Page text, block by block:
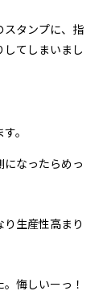
スタンプに、指
てしまいまし
。
になったらめっ
り生産性高まり
悔しいーっ！